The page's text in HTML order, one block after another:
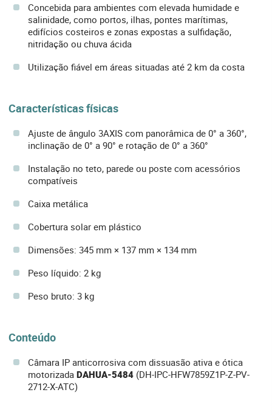
Concebida para ambientes com elevada humidade e
salinidade, como portos, ilhas, pontes marítimas,
edifícios costeiros e zonas expostas a sulfidação,
nitridação ou chuva ácida
Utilização fiável em áreas situadas até 2 km da costa
Características físicas
Ajuste de ângulo 3AXIS com panorâmica de 0° a 360°,
inclinação de 0° a 90° e rotação de 0° a 360°
Instalação no teto, parede ou poste com acessórios
compatíveis
Caixa metálica
Cobertura solar em plástico
Dimensões: 345 mm × 137 mm × 134 mm
Peso líquido: 2 kg
Peso bruto: 3 kg
Conteúdo
Câmara IP anticorrosiva com dissuasão ativa e ótica
motorizada DAHUA-5484 (DH-IPC-HFW7859Z1P-Z-PV-
2712-X-ATC)